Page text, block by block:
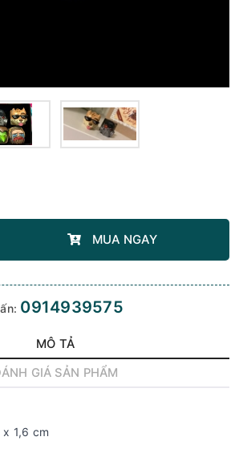
MUA NGAY
0914939575
MÔ TẢ
GIÁ SẢN PHẨM
1,6 cm